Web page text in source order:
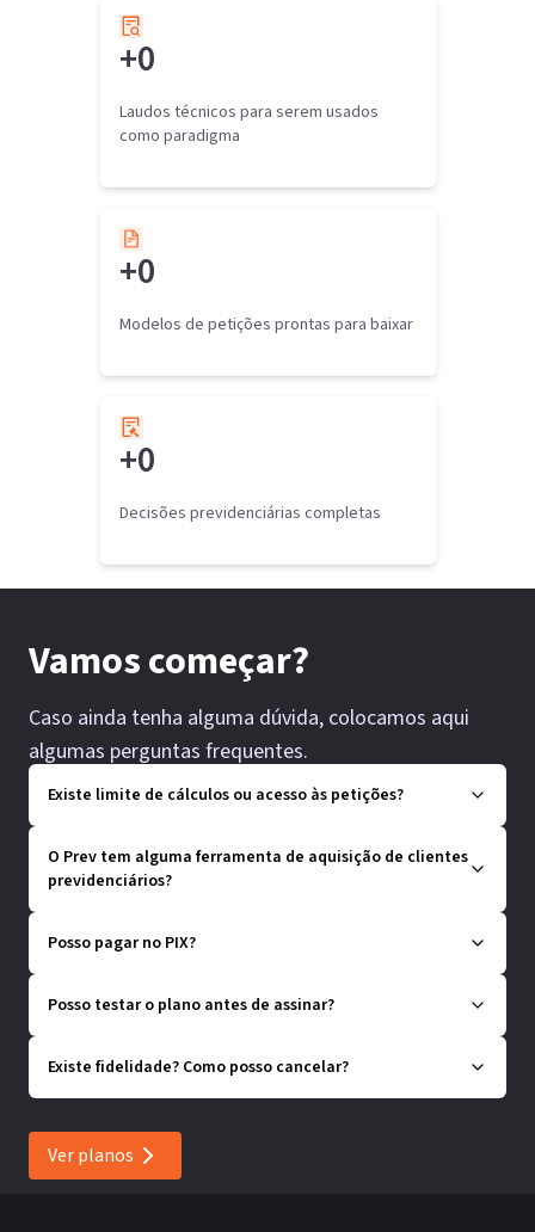
+0
Laudos técnicos para serem usados
como paradigma
+0
Modelos de petições prontas para baixar
+0
Decisões previdenciárias completas
Vamos começar?
Caso ainda tenha alguma dúvida, colocamos aqui
algumas perguntas frequentes.
Existe limite de cálculos ou acesso às petições?
O Prev tem alguma ferramenta de aquisição de clientes
previdenciários?
Posso pagar no PIX?
Posso testar o plano antes de assinar?
Existe fidelidade? Como posso cancelar?
Ver planos